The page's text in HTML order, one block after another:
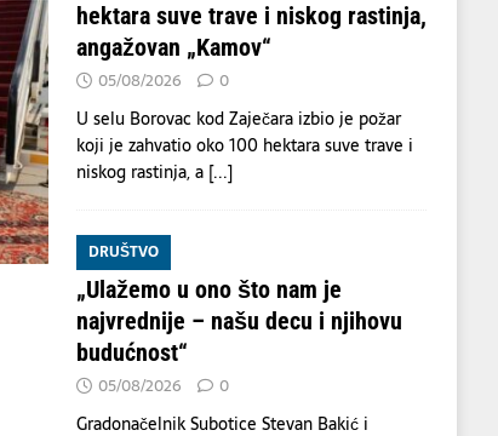
hektara suve trave i niskog rastinja,
angažovan „Kamov“
05/08/2026 0
U selu Borovac kod Zaječara izbio je požar
koji je zahvatio oko 100 hektara suve trave i
niskog rastinja, a [...]
DRUŠTVO
„Ulažemo u ono što nam je
najvrednije – našu decu i njihovu
budućnost“
05/08/2026 0
Gradonačelnik Subotice Stevan Bakić i